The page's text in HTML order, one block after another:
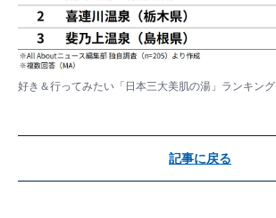
好き＆行ってみたい「日本三大美肌の湯」ランキング
記事に戻る